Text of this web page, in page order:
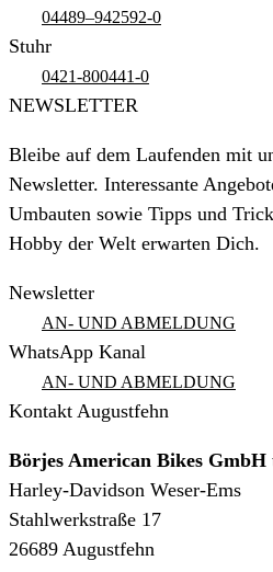
04489–942592-0
Stuhr
0421-800441-0
NEWSLETTER
Bleibe auf dem Laufenden mit
Newsletter. Interessante
Umbauten sowie Tipps und
Hobby der Welt erwarten Dich.
Newsletter
AN- UND ABMELDUNG
WhatsApp Kanal
AN- UND ABMELDUNG
Kontakt Augustfehn
Börjes American Bikes
Harley-Davidson Weser-Ems
Stahlwerkstraße 17
26689 Augustfehn